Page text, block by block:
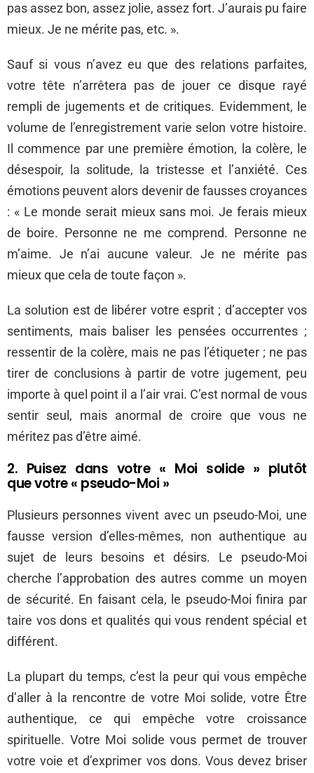
pas assez bon, assez jolie, assez fort. J’aurais pu faire
mieux. Je ne mérite pas, etc. ».
Sauf si vous n’avez eu que des relations parfaites,
votre tête n’arrêtera pas de jouer ce disque rayé
rempli de jugements et de critiques. Evidemment, le
volume de l’enregistrement varie selon votre histoire.
Il commence par une première émotion, la colère, le
désespoir, la solitude, la tristesse et l’anxiété. Ces
émotions peuvent alors devenir de fausses croyances
: « Le monde serait mieux sans moi. Je ferais mieux
de boire. Personne ne me comprend. Personne ne
m’aime. Je n’ai aucune valeur. Je ne mérite pas
mieux que cela de toute façon ».
La solution est de libérer votre esprit ; d’accepter vos
sentiments, mais baliser les pensées occurrentes ;
ressentir de la colère, mais ne pas l’étiqueter ; ne pas
tirer de conclusions à partir de votre jugement, peu
importe à quel point il a l’air vrai. C’est normal de vous
sentir seul, mais anormal de croire que vous ne
méritez pas d’être aimé.
2. Puisez dans votre « Moi solide » plutôt
que votre « pseudo-Moi »
Plusieurs personnes vivent avec un pseudo-Moi, une
fausse version d’elles-mêmes, non authentique au
sujet de leurs besoins et désirs. Le pseudo-Moi
cherche l’approbation des autres comme un moyen
de sécurité. En faisant cela, le pseudo-Moi finira par
taire vos dons et qualités qui vous rendent spécial et
différent.
La plupart du temps, c’est la peur qui vous empêche
d’aller à la rencontre de votre Moi solide, votre Être
authentique, ce qui empêche votre croissance
spirituelle. Votre Moi solide vous permet de trouver
votre voie et d’exprimer vos dons. Vous devez briser